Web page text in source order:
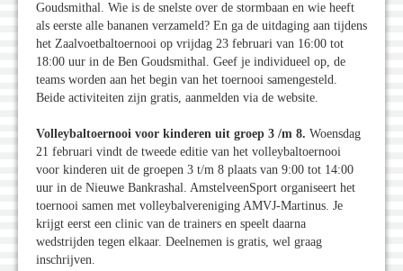
Goudsmithal. Wie is de snelste over de stormbaan en wie heeft
als eerste alle bananen verzameld? En ga de uitdaging aan tijdens
het Zaalvoetbaltoernooi op vrijdag 23 februari van 16:00 tot
18:00 uur in de Ben Goudsmithal. Geef je individueel op, de
teams worden aan het begin van het toernooi samengesteld.
Beide activiteiten zijn gratis, aanmelden via de website.
Volleybaltoernooi voor kinderen uit groep 3 /m 8. Woensdag
21 februari vindt de tweede editie van het volleybaltoernooi
voor kinderen uit de groepen 3 t/m 8 plaats van 9:00 tot 14:00
uur in de Nieuwe Bankrashal. AmstelveenSport organiseert het
toernooi samen met volleybalvereniging AMVJ-Martinus. Je
krijgt eerst een clinic van de trainers en speelt daarna
wedstrijden tegen elkaar. Deelnemen is gratis, wel graag
inschrijven.